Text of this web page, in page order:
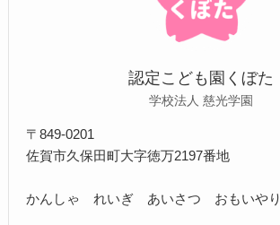
認定こども園くぼた
学校法人 慈光学園
〒849-0201
佐賀市久保田町大字徳万2197番地
かんしゃ れいぎ あいさつ おもいやり